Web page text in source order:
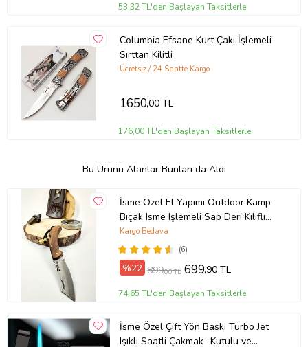
53,32 TL'den Başlayan Taksitlerle
Columbia Efsane Kurt Çakı İşlemeli
Sırttan Kilitli
Ücretsiz / 24 Saatte Kargo
1650,00 TL
176,00 TL'den Başlayan Taksitlerle
Bu Ürünü Alanlar Bunları da Aldı
İsme Özel El Yapımı Outdoor Kamp
Bıçak Isme Işlemeli Sap Deri Kılıflı
(209 - Açık Ton)
(6)
Kargo Bedava
%22 899,00 TL 699,90 TL
74,65 TL'den Başlayan Taksitlerle
İsme Özel Çift Yön Baskı Turbo Jet
Işıklı Saatli Çakmak -Kutulu ve